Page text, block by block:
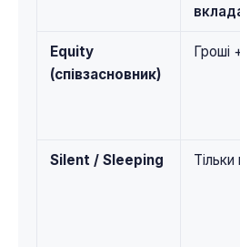
Equity
(співзасновник)
Гроші
Silent / Sleeping Тільки